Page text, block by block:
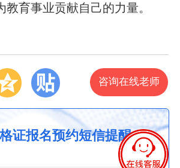
教育事业贡献自己的力量。
咨询在线老师
证报名预约短信提醒